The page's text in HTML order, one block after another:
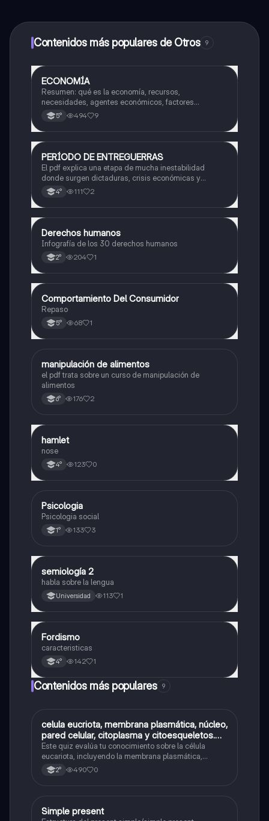
a determinadas funciones.
Contenidos más populares de Otros 9
Otros
ECONOMÍA
Resumen: qué es la economía, recursos,
necesidades, agentes económicos, factores
productivos, oferta y demanda
5° 494 9
Historia
PERÍODO DE ENTREGUERRAS
El pdf explica una etapa de mucha inestabilidad
donde surgen dictaduras, crisis económicas y
tensiones que terminan provocando una guerra a nivel
mundial. También analiza los cambios políticos y
sociales que ocurrieron en ese tiempo.
4° 111 2
Otros
Derechos humanos
Infografía de los 30 derechos humanos
2° 204 1
Otros
Comportamiento Del Consumidor
Repaso
5° 68 1
Otros
manipulación de alimentos
el pdf trata sobre un curso de manipulación de
alimentos
6° 176 2
Otros
hamlet
nose
4° 123 0
Otros
Psicologia
Psicologia social
1° 133 3
Otros
semiología 2
habla sobre la lengua
Universidad 113 1
Otros
Fordismo
caracteristicas
4° 142 1
Contenidos más populares 9
CBiología
celula eucriota, membrana plasmática, núcleo,
pared celular, citoplasma y citoesqueletos.
nombre se las partes de la celula eucariota
Este quiz evalúa tu conocimiento sobre la célula
eucariota, incluyendo la membrana plasmática,
núcleo, pared celular, citoplasma y citoesqueleto.
2° 490 0
Inglés
Simple present